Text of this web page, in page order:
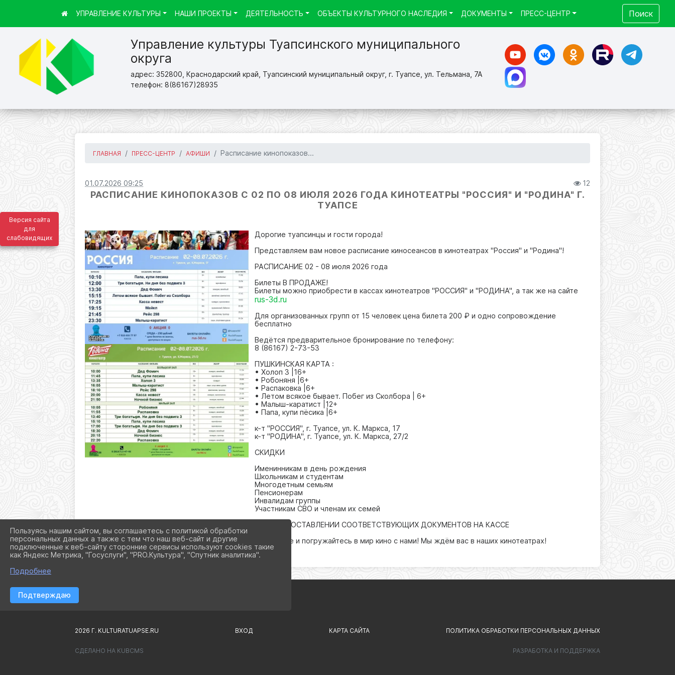
Версия сайта
для
слабовидящих
Управление культуры Туапсинского муниципального
округа
адрес: 352800, Краснодарский край, Туапсинский муниципальный округ, г. Туапсе, ул. Тельмана, 7А
телефон: 8(86167)28935
УПРАВЛЕНИЕ КУЛЬТУРЫ НАШИ ПРОЕКТЫ ДЕЯТЕЛЬНОСТЬ ОБЪЕКТЫ КУЛЬТУРНОГО НАСЛЕДИЯ ДОКУМЕНТЫ ПРЕСС-ЦЕНТР Поиск
ГЛАВНАЯ ПРЕСС-ЦЕНТР АФИШИ Расписание кинопоказов...
01.07.2026 09:25 12
РАСПИСАНИЕ КИНОПОКАЗОВ С 02 ПО 08 ИЮЛЯ 2026 ГОДА КИНОТЕАТРЫ "РОССИЯ" И "РОДИНА" Г.
ТУАПСЕ
Дорогие туапсинцы и гости города!
Представляем вам новое расписание киносеансов в кинотеатрах "Россия" и "Родина"!
РАСПИСАНИЕ 02 - 08 июля 2026 года
Билеты В ПРОДАЖЕ!
Билеты можно приобрести в кассах кинотеатров "РОССИЯ" и "РОДИНА", а так же на сайте
rus-3d.ru
Для организованных групп от 15 человек цена билета 200 ₽ и одно сопровождение
бесплатно
️️Ведётся предварительное бронирование по телефону:
8 (86167) 2-73-53
ПУШКИНСКАЯ КАРТА :
• Холоп 3 |16+
• Робоняня |6+
• Распаковка |6+
• Летом всякое бывает. Побег из Сколбора | 6+
• Малыш-каратист |12+
• Папа, купи пёсика |6+
к-т "РОССИЯ", г. Туапсе, ул. К. Маркса, 17
к-т "РОДИНА", г. Туапсе, ул. К. Маркса, 27/2
СКИДКИ
Именинникам в день рождения
Школьникам и студентам
Многодетным семьям
Пенсионерам
Инвалидам группы
Участникам СВО и членам их семей
ПРИ ПРЕДОСТАВЛЕНИИ СООТВЕТСТВУЮЩИХ ДОКУМЕНТОВ НА КАССЕ
Приходите и погружайтесь в мир кино с нами! Мы ждём вас в наших кинотеатрах!
2026 Г. KULTURATUAPSE.RU ВХОД КАРТА САЙТА ПОЛИТИКА ОБРАБОТКИ ПЕРСОНАЛЬНЫХ ДАННЫХ
СДЕЛАНО НА KUBCMS РАЗРАБОТКА И ПОДДЕРЖКА
Пользуясь нашим сайтом, вы соглашаетесь с политикой обработки
персональных данных а также с тем что наш веб-сайт и другие
подключенные к веб-сайту сторонние сервисы используют cookies такие
как Яндекс Метрика, "Госуслуги", "PRO.Культура", "Спутник аналитика".
Подробнее
Подтверждаю